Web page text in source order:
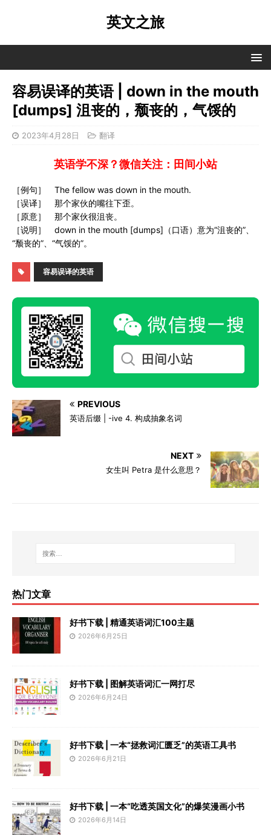
英文之旅
容易误译的英语 | down in the mouth
[dumps] 沮丧的，颓丧的，气馁的
2023年4月28日 翻译
英语学不深？微信关注：田间小站
［例句］ The fellow was down in the mouth.
［误译］ 那个家伙的嘴往下歪。
［原意］ 那个家伙很沮丧。
［说明］ down in the mouth [dumps]（口语）意为“沮丧的”、
“颓丧的”、“气馁的”。
容易误译的英语
PREVIOUS
英语后缀 | -ive 4. 构成抽象名词
NEXT
女生叫 Petra 是什么意思？
热门文章
好书下载 | 精通英语词汇100主题
2026年6月25日
好书下载 | 图解英语词汇一网打尽
2026年6月24日
好书下载 | 一本“拯救词汇匮乏”的英语工具书
2026年6月21日
好书下载 | 一本“吃透英国文化”的爆笑漫画小书
2026年6月14日